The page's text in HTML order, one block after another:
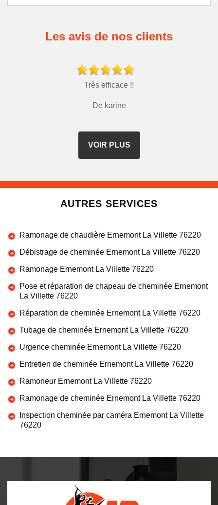
Les avis de nos clients
Très efficace !!
De karine
VOIR PLUS
AUTRES SERVICES
Ramonage de chaudière Ernemont La Villette 76220
Débistrage de cheminée Ernemont La Villette 76220
Ramonage Ernemont La Villette 76220
Pose et réparation de chapeau de cheminée Ernemont
La Villette 76220
Réparation de cheminée Ernemont La Villette 76220
Tubage de cheminée Ernemont La Villette 76220
Urgence cheminée Ernemont La Villette 76220
Entretien de cheminée Ernemont La Villette 76220
Ramoneur Ernemont La Villette 76220
Ramonage de cheminée Ernemont La Villette 76220
Inspection cheminée par caméra Ernemont La Villette
76220